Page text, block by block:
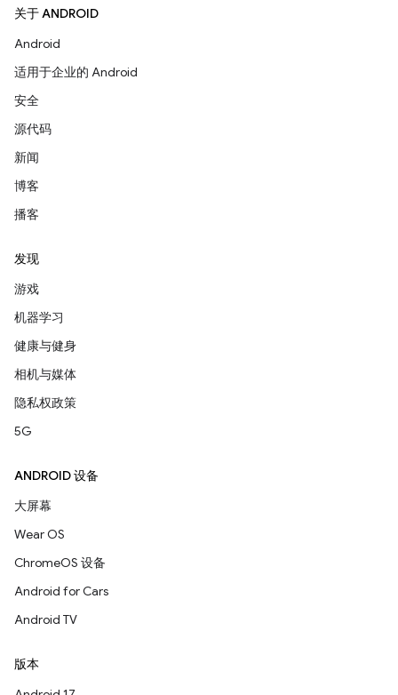
关于 ANDROID
Android
适用于企业的 Android
安全
源代码
新闻
博客
播客
发现
游戏
机器学习
健康与健身
相机与媒体
隐私权政策
5G
ANDROID 设备
大屏幕
Wear OS
ChromeOS 设备
Android for Cars
Android TV
版本